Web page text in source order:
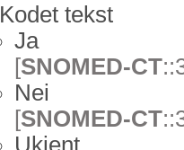
Kodet tekst
Ja
[SNOMED-CT
Nei
[SNOMED-CT
Ukjent